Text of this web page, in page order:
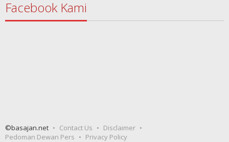
Facebook Kami
©basajan.net Contact Us
Disclaimer
Pedoman Dewan Pers
Privacy Policy